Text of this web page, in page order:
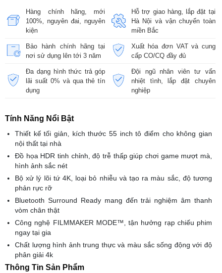
Hàng chính hãng, mới
100%, nguyên đai, nguyên
kiện
Hỗ trợ giao hàng, lắp đặt tại
Hà Nội và vận chuyển toàn
miền Bắc
Bảo hành chính hãng tại
nơi sử dụng lên tới 3 năm
Xuất hóa đơn VAT và cung
cấp CO/CQ đầy đủ
Đa dạng hình thức trả góp
lãi suất 0% và qua thẻ tín
dụng
Đội ngũ nhân viên tư vấn
nhiệt tình, lắp đặt chuyên
nghiệp
Tính Năng Nổi Bật
Thiết kế tối giản, kích thước 55 inch tô điểm cho không gian
nội thất tại nhà
Đồ họa HDR tinh chỉnh, độ trễ thấp giúp chơi game mượt mà,
hình ảnh sắc nét
Bộ xử lý lõi tứ 4K, loại bỏ nhiễu và tạo ra màu sắc, độ tương
phản rực rỡ
Bluetooth Surround Ready mang đến trải nghiệm âm thanh
vòm chân thật
Công nghệ FILMMAKER MODE™, tận hưởng rạp chiếu phim
ngay tại gia
Chất lượng hình ảnh trung thực và màu sắc sống động với độ
phân giải 4k
Thông Tin Sản Phẩm